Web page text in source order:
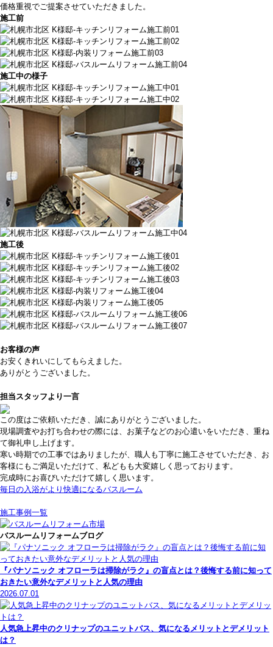
価格重視でご提案させていただきました。
施工前
施工中の様子
施工後
お客様の声
お安くきれいにしてもらえました。
ありがとうございました。
担当スタッフより一言
この度はご依頼いただき、誠にありがとうございました。
現場調査やお打ち合わせの際には、お菓子などのお心遣いをいただき、重ね
て御礼申し上げます。
寒い時期での工事ではありましたが、職人も丁寧に施工させていただき、お
客様にもご満足いただけて、私どもも大変嬉しく思っております。
完成時にお喜びいただけて嬉しく思います。
毎日の入浴がより快適になるバスルーム
施工事例一覧
バスルームリフォームブログ
『パナソニック オフローラは掃除がラク』の盲点とは？後悔する前に知って
おきたい意外なデメリットと人気の理由
2026.07.01
人気急上昇中のクリナップのユニットバス、気になるメリットとデメリット
は？